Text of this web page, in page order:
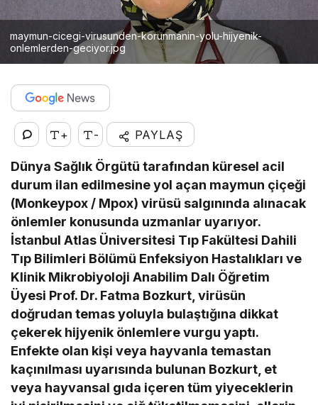
maymun-cicegi-virusunden-korunmanin-yolu-hijyenik-
onlemlerden-geciyor.jpg
+ - PAYLAŞ
Dünya Sağlık Örgütü tarafından küresel acil
durum ilan edilmesine yol açan maymun çiçeği
(Monkeypox / Mpox) virüsü salgınında alınacak
önlemler konusunda uzmanlar uyarıyor.
İstanbul Atlas Üniversitesi Tıp Fakültesi Dahili
Tıp Bilimleri Bölümü Enfeksiyon Hastalıkları ve
Klinik Mikrobiyoloji Anabilim Dalı Öğretim
Üyesi Prof. Dr. Fatma Bozkurt, virüsün
doğrudan temas yoluyla bulaştığına dikkat
çekerek hijyenik önlemlere vurgu yaptı.
Enfekte olan kişi veya hayvanla temastan
kaçınılması uyarısında bulunan Bozkurt, et
veya hayvansal gıda içeren tüm yiyeceklerin